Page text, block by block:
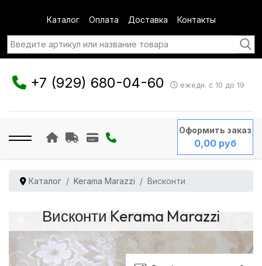
Каталог Оплата Доставка Контакты
+7 (929) 680-04-60 ежедн. с 10 до 19
Оформить заказ
0,00 руб
Каталог Kerama Marazzi Висконти
Висконти Kerama Marazzi